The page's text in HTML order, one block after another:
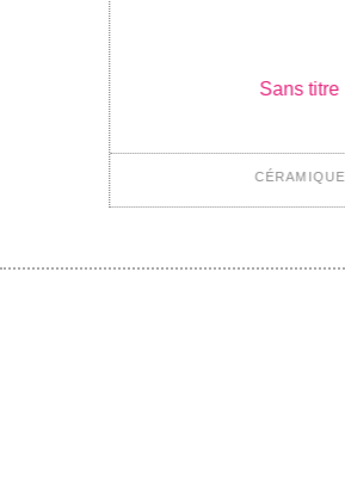
Sans titre
CÉRAMIQUE